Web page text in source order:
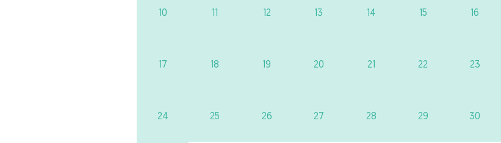
10 11 12 13 14 15 16
17 18 19 20 21 22 23
24 25 26 27 28 29 30